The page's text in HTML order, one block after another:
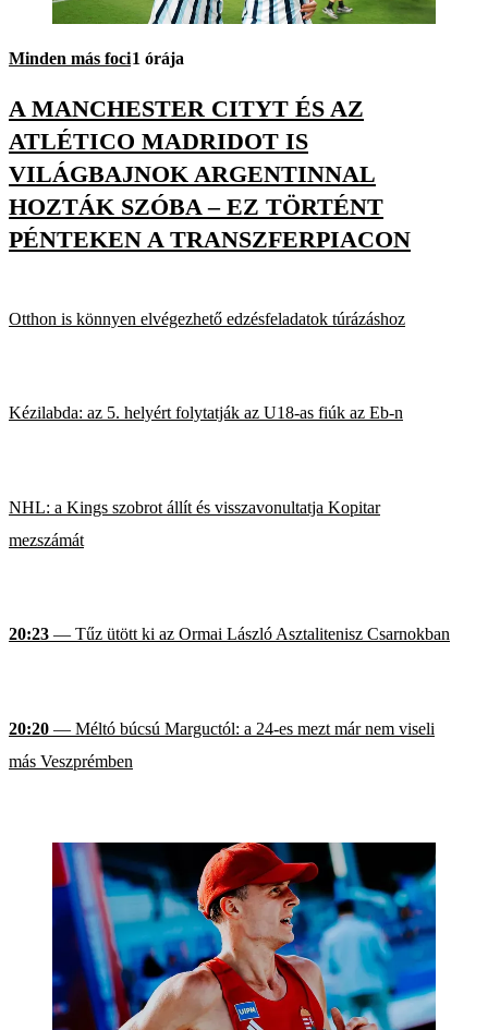
Minden más foci1 órája
A MANCHESTER CITYT ÉS AZ
ATLÉTICO MADRIDOT IS
VILÁGBAJNOK ARGENTINNAL
HOZTÁK SZÓBA – EZ TÖRTÉNT
PÉNTEKEN A TRANSZFERPIACON
Otthon is könnyen elvégezhető edzésfeladatok túrázáshoz
Kézilabda: az 5. helyért folytatják az U18-as fiúk az Eb-n
NHL: a Kings szobrot állít és visszavonultatja Kopitar
mezszámát
20:23 — Tűz ütött ki az Ormai László Asztalitenisz Csarnokban
20:20 — Méltó búcsú Marguctól: a 24-es mezt már nem viseli
más Veszprémben